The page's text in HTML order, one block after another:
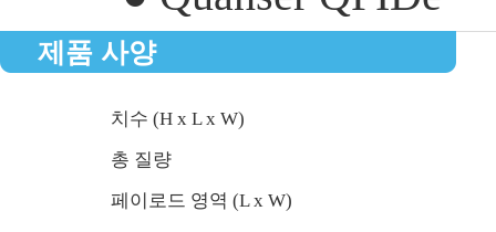
제품 사양
치수 (H x L x W)
총 질량
페이로드 영역 (L x W)